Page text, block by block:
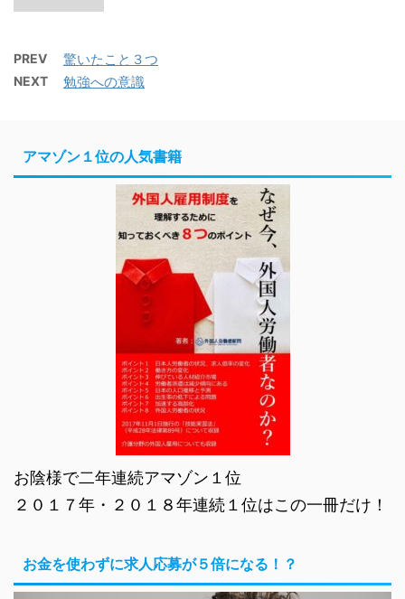
PREV 驚いたこと３つ
NEXT 勉強への意識
アマゾン１位の人気書籍
お陰様で二年連続アマゾン１位
２０１７年・２０１８年連続１位はこの一冊だけ！
お金を使わずに求人応募が５倍になる！？